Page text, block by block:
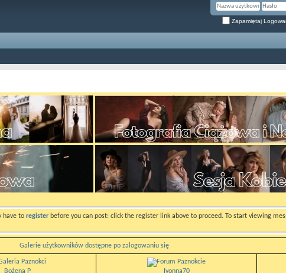
Zapamiętaj
have to register before you can post: click the register link above to proceed. To start viewing
Galerie użytkowników dostępne po zalogowaniu się
Bożena P
Ivonna70